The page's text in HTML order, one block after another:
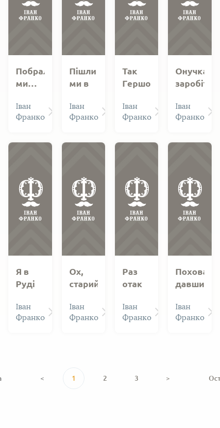
Побрались
ми…
Іван
Франко
Пішли
ми в
годину…
Іван
Франко
Так
Гершон,
конокрад,
говорив…
Іван
Франко
Іван
Франко
Я в
Руді
Магерова…
Іван
Франко
Ох,
старий
Іван
Франко
Раз
отак
я в
пустку…
Іван
Франко
Поховати
давши
Іван
Франко
< 1 2 3 >